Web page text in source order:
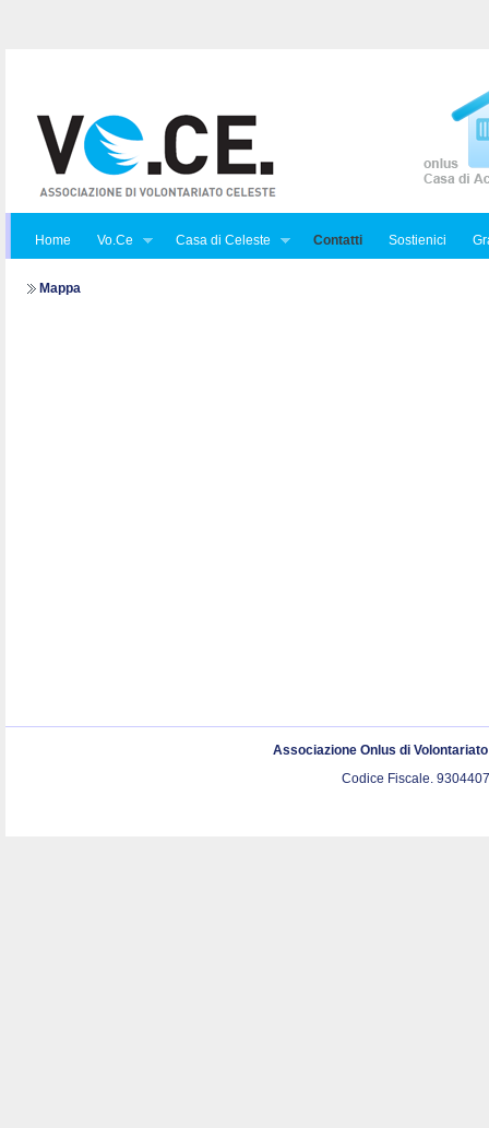
Home Vo.Ce Casa di Celeste Contatti Sostienici
Mappa
Associazione Onlus di
Codice Fiscale.